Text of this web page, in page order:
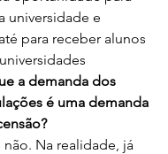
universidade e
para receber alunos
a demanda dos
é uma demanda
Na realidade, já